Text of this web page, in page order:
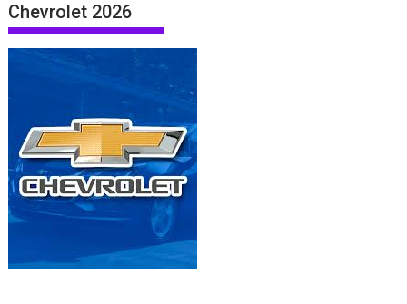
Chevrolet 2026